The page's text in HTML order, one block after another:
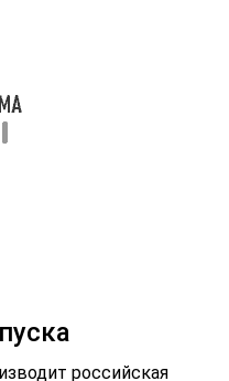
и позвоночника.
производят в
– хондроитина